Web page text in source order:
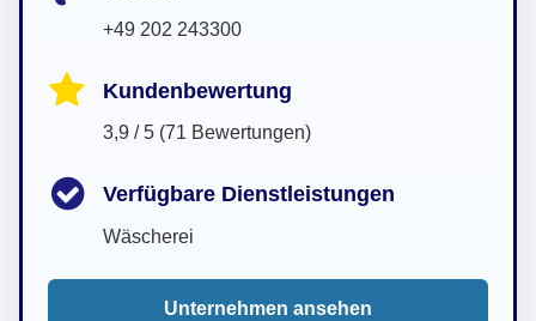
+49 202 243300
Kundenbewertung
3,9 / 5 (71 Bewertungen)
Verfügbare Dienstleistungen
Wäscherei
Unternehmen ansehen